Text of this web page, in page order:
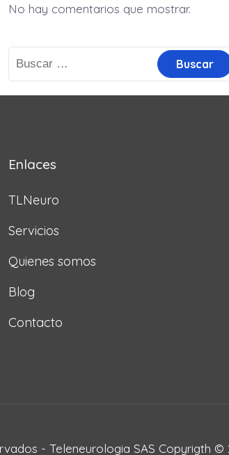
No hay comentarios que mostrar.
Enlaces
TLNeuro
Servicios
Quienes somos
Blog
Contacto
- Teleneurologia SAS Copyrigth ©